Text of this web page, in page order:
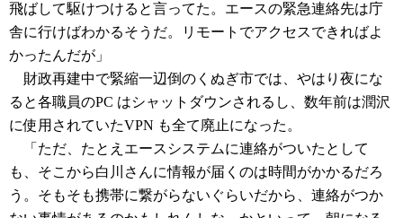
飛ばして駆けつけると言ってた。エースの緊急連絡先は庁
舎に行けばわかるそうだ。リモートでアクセスできればよ
かったんだが」
財政再建中で緊縮一辺倒のくぬぎ市では、やはり夜にな
ると各職員のPC はシャットダウンされるし、数年前は潤沢
に使用されていたVPN も全て廃止になった。
「ただ、たとえエースシステムに連絡がついたとして
も、そこから白川さんに情報が届くのは時間がかかるだろ
う。そもそも携帯に繋がらないぐらいだから、連絡がつか